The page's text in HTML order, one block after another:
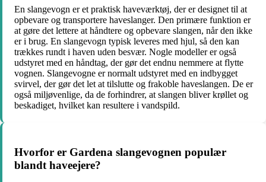
En slangevogn er et praktisk haveværktøj, der er designet til at
opbevare og transportere haveslanger. Den primære funktion er
at gøre det lettere at håndtere og opbevare slangen, når den ikke
er i brug. En slangevogn typisk leveres med hjul, så den kan
trækkes rundt i haven uden besvær. Nogle modeller er også
udstyret med en håndtag, der gør det endnu nemmere at flytte
vognen. Slangevogne er normalt udstyret med en indbygget
svirvel, der gør det let at tilslutte og frakoble haveslangen. De er
også miljøvenlige, da de forhindrer, at slangen bliver krøllet og
beskadiget, hvilket kan resultere i vandspild.
Hvorfor er Gardena slangevognen populær
blandt haveejere?